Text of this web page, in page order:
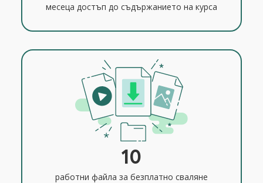
месеца достъп до съдържанието на курса
10
работни файла за безплатно сваляне